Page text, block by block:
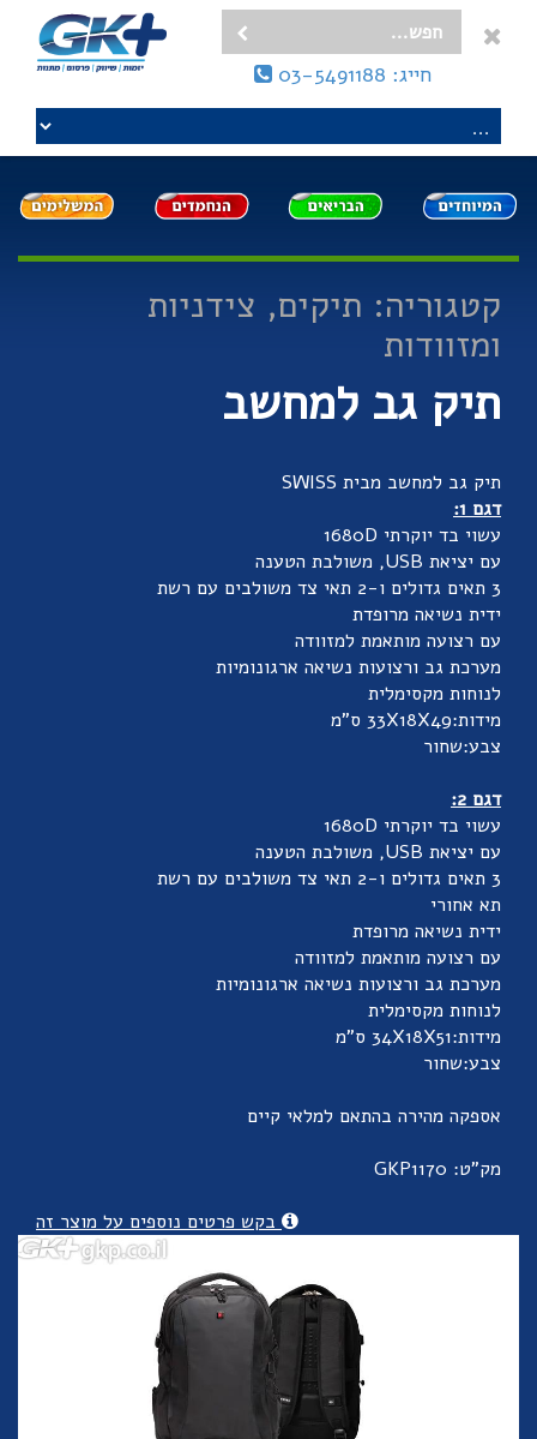
חייג: 03-5491188
קטגוריה: תיקים, צידניות
ומזוודות
תיק גב למחשב
תיק גב למחשב מבית SWISS
דגם 1:
עשוי בד יוקרתי 1680D
עם יציאת USB, משולבת הטענה
3 תאים גדולים ו-2 תאי צד משולבים עם רשת
ידית נשיאה מרופדת
עם רצועה מותאמת למזוודה
מערכת גב ורצועות נשיאה ארגונומיות
לנוחות מקסימלית
מידות:33X18X49 ס"מ
צבע:שחור
דגם 2:
עשוי בד יוקרתי 1680D
עם יציאת USB, משולבת הטענה
3 תאים גדולים ו-2 תאי צד משולבים עם רשת
תא אחורי
ידית נשיאה מרופדת
עם רצועה מותאמת למזוודה
מערכת גב ורצועות נשיאה ארגונומיות
לנוחות מקסימלית
מידות:34X18X51 ס"מ
צבע:שחור
אספקה מהירה בהתאם למלאי קיים
מק"ט: GKP1170
בקש פרטים נוספים על מוצר זה